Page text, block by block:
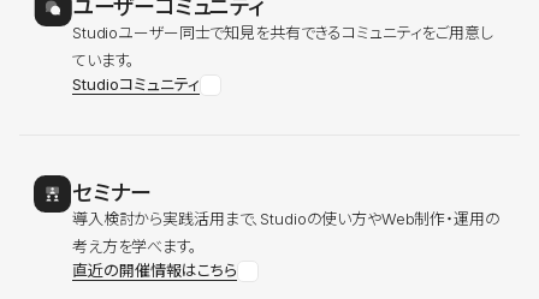
ユーザーコミュニティ
Studioユーザー同士で知見を共有できるコミュニティをご用意し
ています。
Studioコミュニティ
セミナー
導入検討から実践活用まで、Studioの使い方やWeb制作・運用の
考え方を学べます。
直近の開催情報はこちら